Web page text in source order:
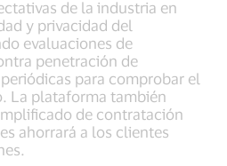
de la industria en
y privacidad del
evaluaciones de
penetración de
para comprobar el
La plataforma también
de contratación
ahorrará a los clientes